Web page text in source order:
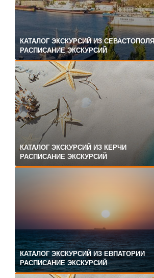
КАТАЛОГ ЭКСКУРСИЙ ИЗ СЕВАСТОПОЛЯ
РАСПИСАНИЕ ЭКСКУРСИЙ
КАТАЛОГ ЭКСКУРСИЙ ИЗ КЕРЧИ
РАСПИСАНИЕ ЭКСКУРСИЙ
КАТАЛОГ ЭКСКУРСИЙ ИЗ ЕВПАТОРИИ
РАСПИСАНИЕ ЭКСКУРСИЙ